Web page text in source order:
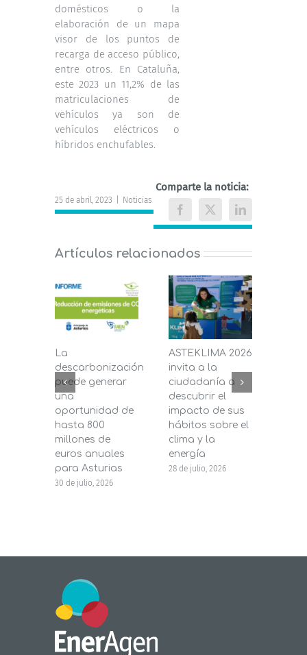
domésticos o la
elaboración de un mapa
visor de los puntos de
recarga de acceso público,
entre otros. En Cataluña,
este 2023 un 11,2% de las
matriculaciones de
vehículos ya son de
vehículos eléctricos o
híbridos enchufables.
25 de abril, 2023 Noticias
Comparte la noticia:
Facebook
X LinkedIn
Artículos relacionados
La
descarbonización
puede generar
una
oportunidad de
hasta 800
millones de
euros anuales
para Asturias
30 de julio, 2026
ASTEKLIMA 2026
invita a la
ciudadanía a
descubrir el
impacto de sus
hábitos sobre el
clima y la
energía
28 de julio, 2026